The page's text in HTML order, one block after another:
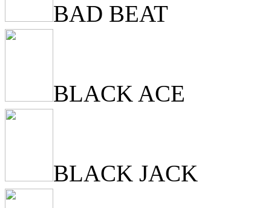
BAD BEAT
BLACK ACE
BLACK JACK